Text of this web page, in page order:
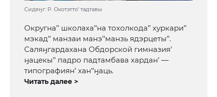
Сидяӈг: Р. Окотэтто’ тадтавы
Округна’’ школаха’’на тохолкода’’ хуркари’’
мэкад’’ манзаи манэ’’манзь ядэрцеты’’.
Саляӈгардахана Обдорской гимназия’
ӈацекы’’ падро падтамбава хардан’ —
типографиян’ хан’’ӈаць.
Читать далее >